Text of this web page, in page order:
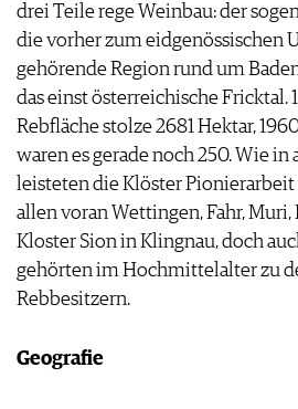
drei Teile rege Weinbau: der
die vorher zum eidgenössischen
gehörende Region rund um
das einst österreichische Fricktal.
Rebfläche stolze 2681 Hektar,
waren es gerade noch 250. Wie
leisteten die Klöster Pionierarbeit
allen voran Wettingen, Fahr,
Kloster Sion in Klingnau, doch
gehörten im Hochmittelalter zu
Rebbesitzern.
Geografie